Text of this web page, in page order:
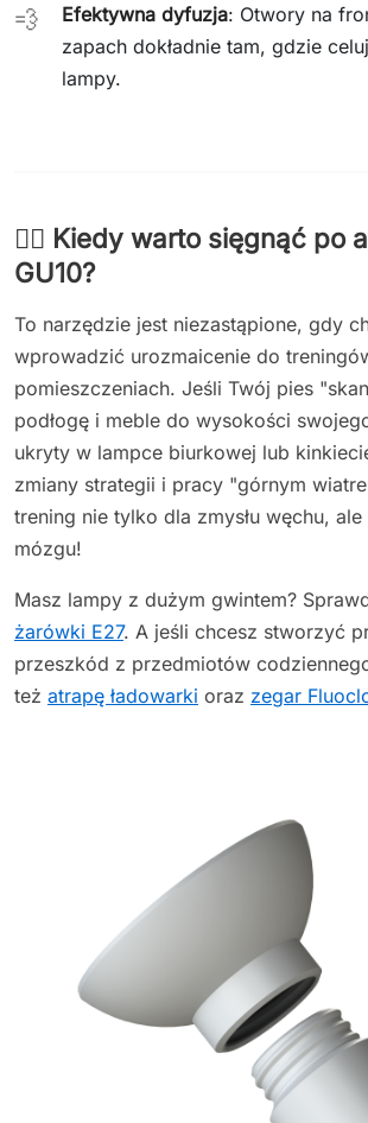
💨 Efektywna dyfuzja: Otwory na
zapach dokładnie tam, gdzie
lampy.
🐕‍🦺 Kiedy warto sięgnąć po
GU10?
To narzędzie jest niezastąpione, gdy
wprowadzić urozmaicenie do
pomieszczeniach. Jeśli Twój pies
podłogę i meble do wysokości
ukryty w lampce biurkowej lub
zmiany strategii i pracy "górnym
trening nie tylko dla zmysłu węchu,
mózgu!
Masz lampy z dużym gwintem?
żarówki E27. A jeśli chcesz stworzyć
przeszkód z przedmiotów
też atrapę ładowarki oraz zegar